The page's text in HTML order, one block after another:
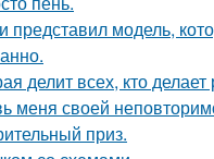
представил модель,
делит всех, кто
меня своей
приз.